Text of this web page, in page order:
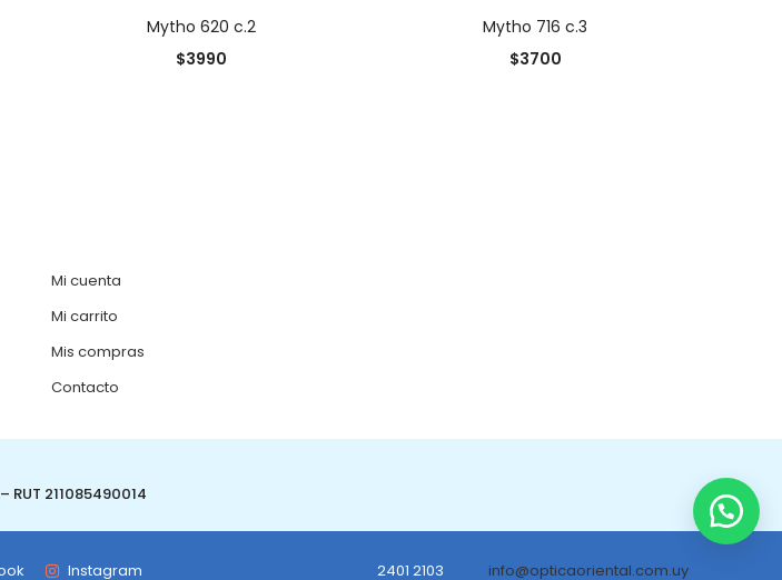
Mytho 620 c.2
$3990
Mytho 716 c.3
$3700
Mi cuenta
Mi carrito
Mis compras
Contacto
RUT 211085490014
Instagram 2401 2103 info@opticaoriental.com.uy